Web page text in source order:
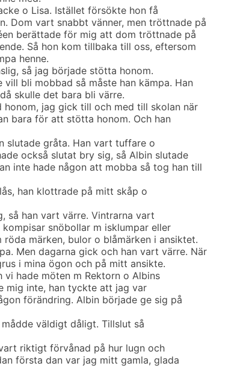
o Lisa. Istället försökte hon få
Dom vart snabbt vänner, men tröttnade på
berättade för mig att dom tröttnade på
Så hon kom tillbaka till oss, eftersom
henne.
så jag började stötta honom.
bli mobbad så måste han kämpa. Han
skulle det bara bli värre.
jag gick till och med till skolan när
bara för att stötta honom. Och han
slutade gråta. Han vart tuffare o
också slutat bry sig, så Albin slutade
inte hade någon att mobba så tog han till
han klottrade på mitt skåp o
så han vart värre. Vintrarna vart
snöbollar m isklumpar eller
märken, bulor o blåmärken i ansiktet.
Men dagarna gick och han vart värre. När
i mina ögon och på mitt ansikte.
hade möten m Rektorn o Albins
mig inte, han tyckte att jag var
förändring. Albin började ge sig på
väldigt dåligt. Tillslut så
riktigt förvånad på hur lugn och
första dan var jag mitt gamla, glada